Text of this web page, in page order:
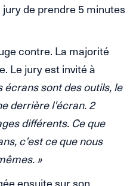
de prendre 5 minutes
contre. La majorité
Le jury est invité à
écrans sont des outils, le
derrière l’écran. 2
différents. Ce que
c’est ce que nous
»